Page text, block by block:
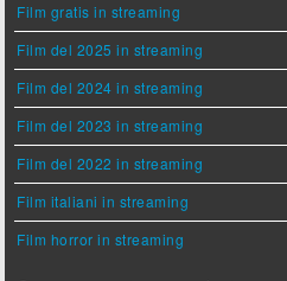
Film gratis in streaming
Film del 2025 in streaming
Film del 2024 in streaming
Film del 2023 in streaming
Film del 2022 in streaming
Film italiani in streaming
Film horror in streaming